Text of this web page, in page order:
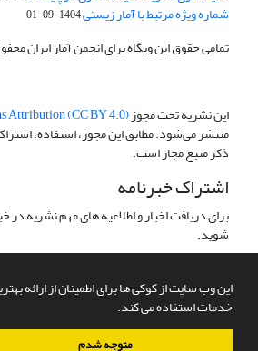
این وب سایت از کوکی ها برای اطمینان از ارائه
خدمات استفاده می کند.
متوجه شدم
شماره ویژه مرتبط با آمار زیستی1404-09-01
تمامی حقوق این وبگاه برای انجمن آمار ایران
این نشریه تحت مجوزAttribution (CC BY 4.0)
منتشر می‌شود. مطابق این مجوز، استفاده،
ذکر منبع مجاز است.
اشتراک خبرنامه
برای دریافت اخبار و اطلاعیه های مهم نشریه
شوید.